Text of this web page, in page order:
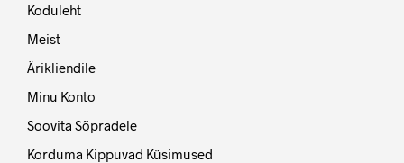
Koduleht
Meist
Ärikliendile
Minu Konto
Soovita Sõpradele
Korduma Kippuvad Küsimused